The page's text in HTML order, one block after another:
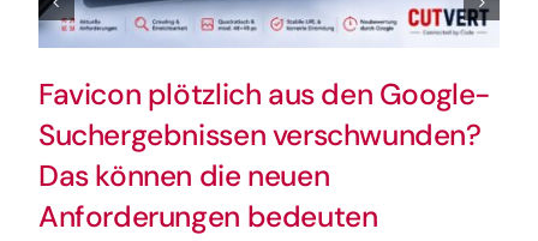
Favicon plötzlich aus den Google-
Suchergebnissen verschwunden?
Das können die neuen
Anforderungen bedeuten